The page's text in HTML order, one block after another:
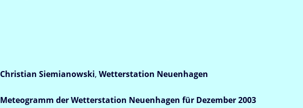
Christian Siemianowski, Wetterstation Neuenhagen
Meteogramm der Wetterstation Neuenhagen für Dezember 2003